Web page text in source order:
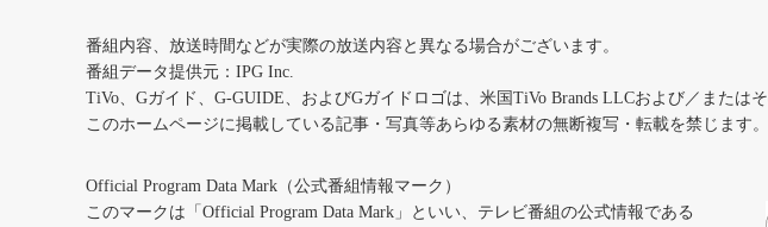
番組内容、放送時間などが実際の放送内容と異なる場合がございます。
番組データ提供元：IPG Inc.
TiVo、Gガイド、G-GUIDE、およびGガイドロゴは、米国TiVo Brands LLCおよび／または
このホームページに掲載している記事・写真等あらゆる素材の無断複写・転載を禁じます。
Official Program Data Mark（公式番組情報マーク）
このマークは「Official Program Data Mark」といい、テレビ番組の公式情報である